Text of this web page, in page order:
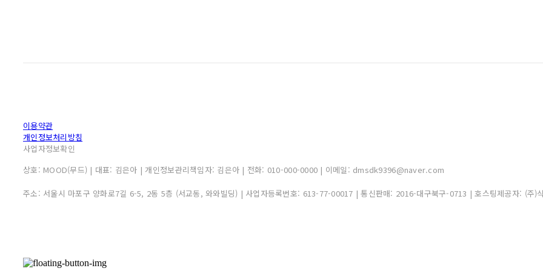
이용약관
개인정보처리방침
사업자정보확인
상호: MOOD(무드) | 대표: 김은아 | 개인정보관리책임자: 김은아 | 전화: 010-000-0000 | 이메일: dmsdk9396@naver.com
주소: 서울시 마포구 양화로7길 6-5, 2동 5층 (서교동, 와와빌딩) | 사업자등록번호: 613-77-00017 | 통신판매: 2016-대구북구-0713 | 호스팅제공자: (주)